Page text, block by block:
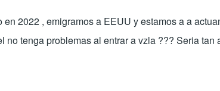
2022 , emigramos a EEUU y estamos a a
tenga problemas al entrar a vzla ??? Seria